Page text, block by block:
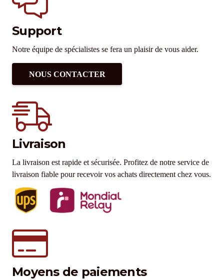
Support
Notre équipe de spécialistes se fera un plaisir de vous aider.
NOUS CONTACTER
Livraison
La livraison est rapide et sécurisée. Profitez de notre service de
livraison fiable pour recevoir vos achats directement chez vous.
Moyens de paiements